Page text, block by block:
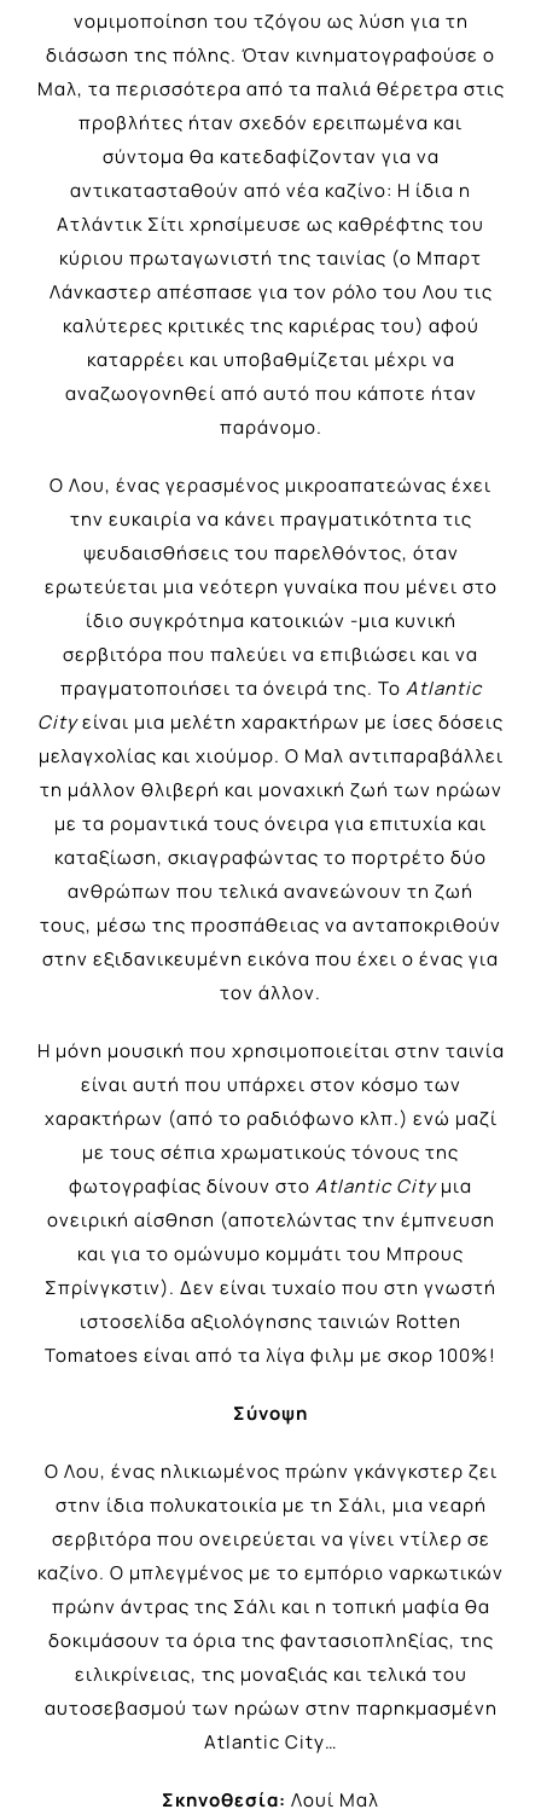
νομιμοποίηση του τζόγου ως λύση για τη
διάσωση της πόλης. Όταν κινηματογραφούσε ο
Μαλ, τα περισσότερα από τα παλιά θέρετρα στις
προβλήτες ήταν σχεδόν ερειπωμένα και
σύντομα θα κατεδαφίζονταν για να
αντικατασταθούν από νέα καζίνο: Η ίδια η
Ατλάντικ Σίτι χρησίμευσε ως καθρέφτης του
κύριου πρωταγωνιστή της ταινίας (ο Μπαρτ
Λάνκαστερ απέσπασε για τον ρόλο του Λου τις
καλύτερες κριτικές της καριέρας του) αφού
καταρρέει και υποβαθμίζεται μέχρι να
αναζωογονηθεί από αυτό που κάποτε ήταν
παράνομο.
Ο Λου, ένας γερασμένος μικροαπατεώνας έχει
την ευκαιρία να κάνει πραγματικότητα τις
ψευδαισθήσεις του παρελθόντος, όταν
ερωτεύεται μια νεότερη γυναίκα που μένει στο
ίδιο συγκρότημα κατοικιών -μια κυνική
σερβιτόρα που παλεύει να επιβιώσει και να
πραγματοποιήσει τα όνειρά της. Το Atlantic
Cityείναι μια μελέτη χαρακτήρων με ίσες δόσεις
μελαγχολίας και χιούμορ. Ο Μαλ αντιπαραβάλλει
τη μάλλον θλιβερή και μοναχική ζωή των ηρώων
με τα ρομαντικά τους όνειρα για επιτυχία και
καταξίωση, σκιαγραφώντας το πορτρέτο δύο
ανθρώπων που τελικά ανανεώνουν τη ζωή
τους, μέσω της προσπάθειας να ανταποκριθούν
στην εξιδανικευμένη εικόνα που έχει ο ένας για
τον άλλον.
Η μόνη μουσική που χρησιμοποιείται στην ταινία
είναι αυτή που υπάρχει στον κόσμο των
χαρακτήρων (από το ραδιόφωνο κλπ.) ενώ μαζί
με τους σέπια χρωματικούς τόνους της
φωτογραφίας δίνουν στο Atlantic Cityμια
ονειρική αίσθηση (αποτελώντας την έμπνευση
και για το ομώνυμο κομμάτι του Μπρους
Σπρίνγκστιν). Δεν είναι τυχαίο που στη γνωστή
ιστοσελίδα αξιολόγησης ταινιών Rotten
Tomatoes είναι από τα λίγα φιλμ με σκορ 100%!
Σύνοψη
Ο Λου, ένας ηλικιωμένος πρώην γκάνγκστερ ζει
στην ίδια πολυκατοικία με τη Σάλι, μια νεαρή
σερβιτόρα που ονειρεύεται να γίνει ντίλερ σε
καζίνο. Ο μπλεγμένος με το εμπόριο ναρκωτικών
πρώην άντρας της Σάλι και η τοπική μαφία θα
δοκιμάσουν τα όρια της φαντασιοπληξίας, της
ειλικρίνειας, της μοναξιάς και τελικά του
αυτοσεβασμού των ηρώων στην παρηκμασμένη
Atlantic City…
Σκηνοθεσία: Λουί Μαλ